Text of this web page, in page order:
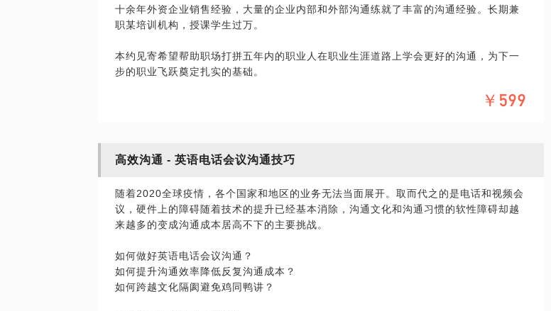
十余年外资企业销售经验，大量的企业内部和外部沟通练就了丰富的沟通经验。长期兼
职某培训机构，授课学生过万。
本约见寄希望帮助职场打拼五年内的职业人在职业生涯道路上学会更好的沟通，为下一
￥599
高效沟通 - 英语电话会议沟通技巧
随着2020全球疫情，各个国家和地区的业务无法当面展开。取而代之的是电话和视频会
议，硬件上的障碍随着技术的提升已经基本消除，沟通文化和沟通习惯的软性障碍却越
来越多的变成沟通成本居高不下的主要挑战。
如何做好英语电话会议沟通？
如何提升沟通效率降低反复沟通成本？
如何跨越文化隔阂避免鸡同鸭讲？